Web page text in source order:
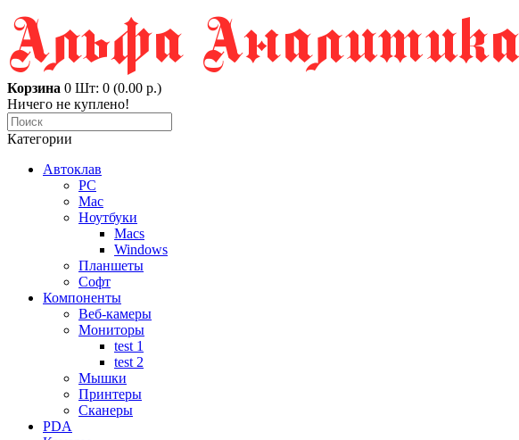
Корзина 0 Шт: 0 (0.00 р.)
Ничего не куплено!
Категории
Автоклав
PC
Mac
Ноутбуки
Macs
Windows
Планшеты
Софт
Компоненты
Веб-камеры
Мониторы
test 1
test 2
Мышки
Принтеры
Сканеры
PDA